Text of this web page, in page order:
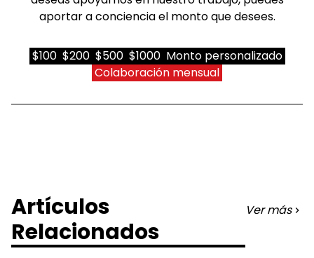
aportar a conciencia el monto que desees.
$100 $200 $500 $1000 Monto personalizado
Colaboración mensual
Artículos
Relacionados
Ver más